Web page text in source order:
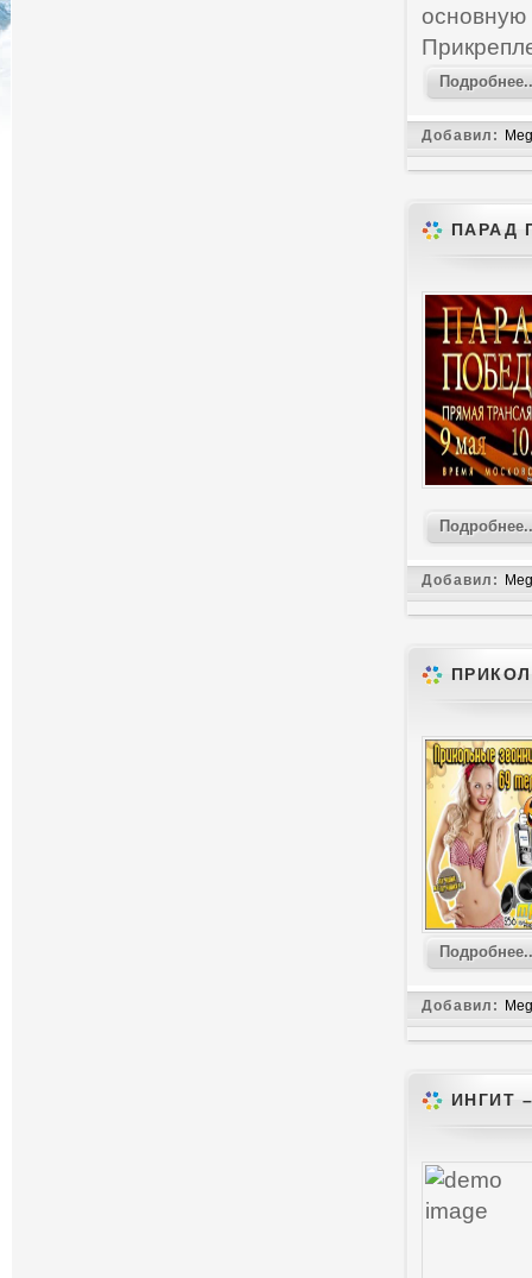
основную
Добавил:
ПАРАД
Добавил:
Добавил:
ИНГИТ